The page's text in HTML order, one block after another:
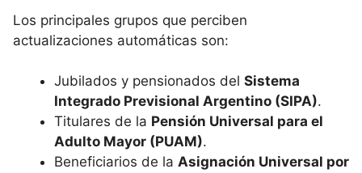
Los principales grupos que perciben
actualizaciones automáticas son:
Jubilados y pensionados del Sistema
Integrado Previsional Argentino (SIPA).
Titulares de la Pensión Universal para el
Adulto Mayor (PUAM).
Beneficiarios de la Asignación Universal por